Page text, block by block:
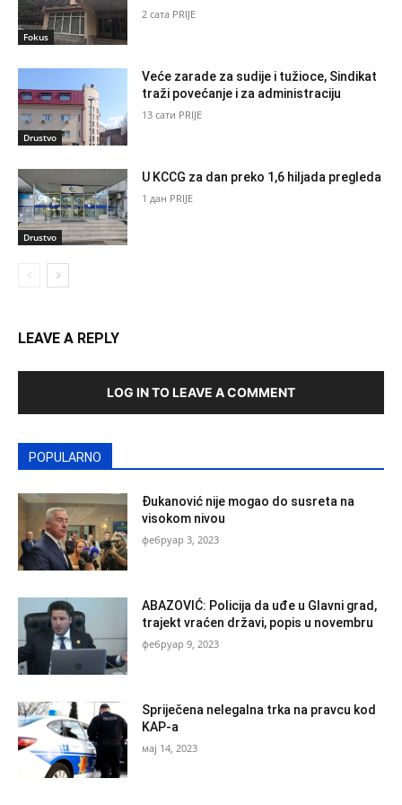
Fokus
2 сата PRIJE
Drustvo
Veće zarade za sudije i tužioce, Sindikat
traži povećanje i za administraciju
13 сати PRIJE
Drustvo
U KCCG za dan preko 1,6 hiljada pregleda
1 дан PRIJE
LEAVE A REPLY
LOG IN TO LEAVE A COMMENT
POPULARNO
Đukanović nije mogao do susreta na
visokom nivou
фебруар 3, 2023
ABAZOVIĆ: Policija da uđe u Glavni grad,
trajekt vraćen državi, popis u novembru
фебруар 9, 2023
Spriječena nelegalna trka na pravcu kod
KAP-a
мај 14, 2023